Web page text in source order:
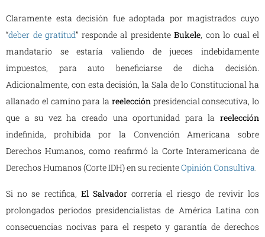
Claramente esta decisión fue adoptada por magistrados cuyo
“deber de gratitud” responde al presidente Bukele, con lo cual el
mandatario se estaría valiendo de jueces indebidamente
impuestos, para auto beneficiarse de dicha decisión.
Adicionalmente, con esta decisión, la Sala de lo Constitucional ha
allanado el camino para la reelecciónpresidencial consecutiva, lo
que a su vez ha creado una oportunidad para la reelección
indefinida, prohibida por la Convención Americana sobre
Derechos Humanos, como reafirmó la Corte Interamericana de
Derechos Humanos (Corte IDH) en su recienteOpinión Consultiva.
Si no se rectifica, El Salvadorcorrería el riesgo de revivir los
prolongados periodos presidencialistas de América Latina con
consecuencias nocivas para el respeto y garantía de derechos